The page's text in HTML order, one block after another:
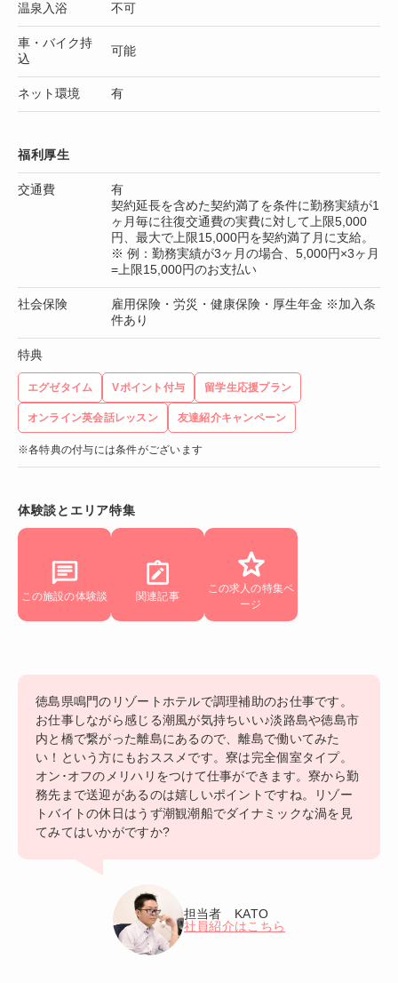
温泉入浴 不可
車・バイク持
込
可能
ネット環境 有
福利厚生
交通費
有
契約延長を含めた契約満了を条件に勤務実績が1
ヶ月毎に往復交通費の実費に対して上限5,000
円、最大で上限15,000円を契約満了月に支給。
※ 例：勤務実績が3ヶ月の場合、5,000円×3ヶ月
=上限15,000円のお支払い
社会保険
雇用保険・労災・健康保険・厚生年金 ※加入条
件あり
特典
エグゼタイム Vポイント付与 留学生応援プラン
オンライン英会話レッスン 友達紹介キャンペーン
※各特典の付与には条件がございます
体験談とエリア特集
この施設の体験談 関連記事
この求人の特集ペ
ージ
徳島県鳴門のリゾートホテルで調理補助のお仕事です。
お仕事しながら感じる潮風が気持ちいい♪淡路島や徳島市
内と橋で繋がった離島にあるので、離島で働いてみた
い！という方にもおススメです。寮は完全個室タイプ。
オン･オフのメリハリをつけて仕事ができます。寮から勤
務先まで送迎があるのは嬉しいポイントですね。リゾー
トバイトの休日はうず潮観潮船でダイナミックな渦を見
てみてはいかがですか?
担当者 KATO
社員紹介はこちら